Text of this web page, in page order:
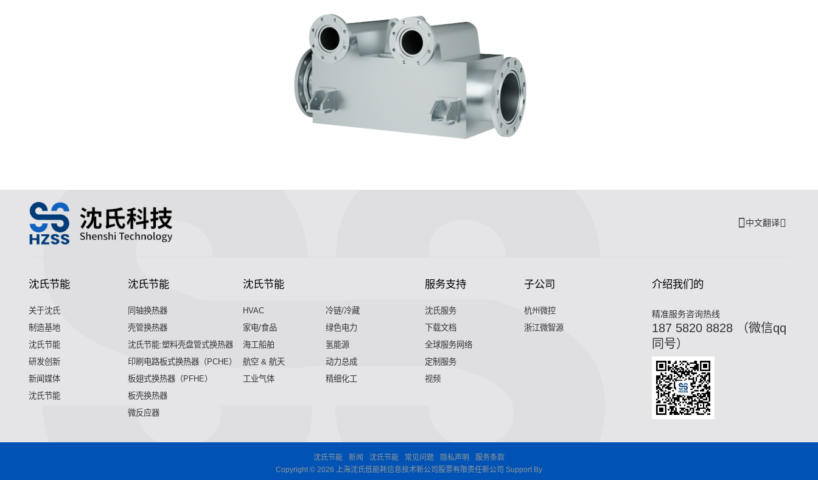
中文翻译
沈氏节能
关于沈氏
制造基地
沈氏节能
研发创新
新闻媒体
沈氏节能
沈氏节能
同轴换热器
壳管换热器
沈氏节能:塑料壳盘管式换热器
印刷电路板式换热器（PCHE）
板翅式换热器（PFHE）
板壳换热器
微反应器
沈氏节能
HVAC
冷链/冷藏
家电/食品
绿色电力
海工船舶
氢能源
航空 & 航天
动力总成
工业气体
精细化工
服务支持
沈氏服务
下载文档
全球服务网络
定制服务
视频
子公司
杭州微控
浙江微智源
介绍我们的
精准服务咨询热线
187 5820 8828 （微信qq
同号）
沈氏节能 新闻 沈氏节能 常见问题 隐私声明
服务条款
Copyright © 2026 上海沈氏低能耗信息技术新公司股票有限责任新公司 Support By